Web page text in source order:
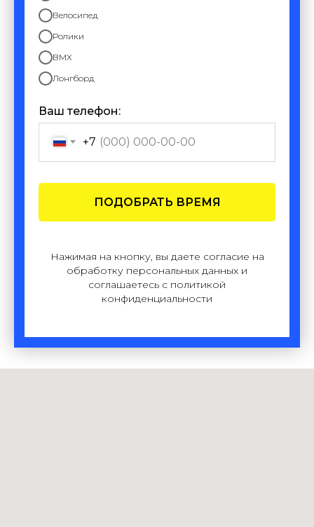
Велосипед
Ролики
BMX
Лонгборд
Ваш телефон:
+7
ПОДОБРАТЬ ВРЕМЯ
Нажимая на кнопку, вы даете согласие на
обработку персональных данных и
соглашаетесь c политикой
конфиденциальности